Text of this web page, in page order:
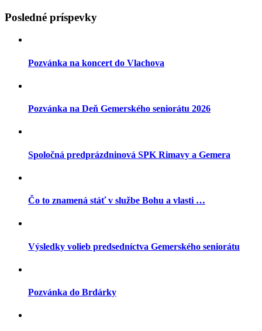
Posledné príspevky
Pozvánka na koncert do Vlachova
Pozvánka na Deň Gemerského seniorátu 2026
Spoločná predprázdninová SPK Rimavy a Gemera
Čo to znamená stáť v službe Bohu a vlasti …
Výsledky volieb predsedníctva Gemerského seniorátu
Pozvánka do Brdárky